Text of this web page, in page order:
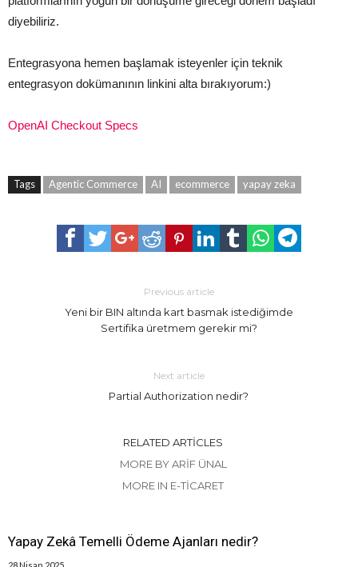
diyebiliriz.
Entegrasyona hemen başlamak isteyenler için teknik
entegrasyon dokümanının linkini alta bırakıyorum:)
OpenAI Checkout Specs
Tags Agentic Commerce AI ecommerce yapay zeka
Previous article
Yeni bir BIN altında kart basmak istediğimde
Sertifika üretmem gerekir mi?
Next article
Partial Authorization nedir?
RELATED ARTICLES
MORE BY ARIF ÜNAL
MORE IN E-TICARET
Yapay Zekâ Temelli Ödeme Ajanları nedir?